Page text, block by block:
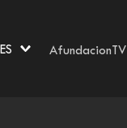
ES AfundacionTV